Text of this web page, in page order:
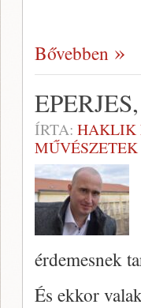
Bővebben
ÍRTA: HAKLIK
MŰVÉSZETEK
érdemesnek
És ekkor